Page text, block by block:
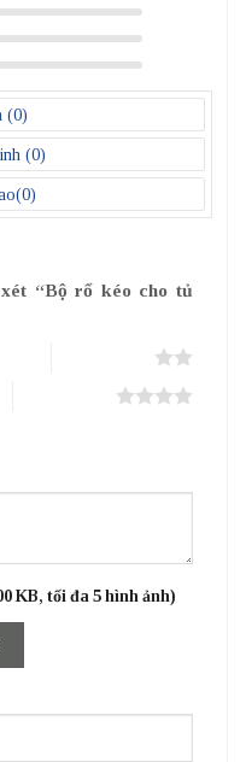
(0)
(0)
0)
“Bộ rổ kéo cho tủ
KB, tối đa 5 hình ảnh)